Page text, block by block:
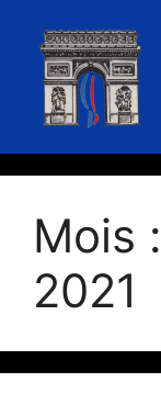
contenu
Mois :
2021